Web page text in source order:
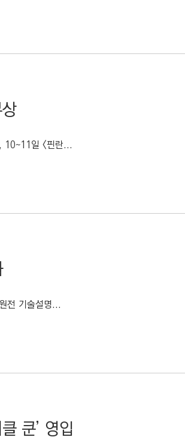
10~11일 <핀란...
전 기술설명...
쿤’ 영입